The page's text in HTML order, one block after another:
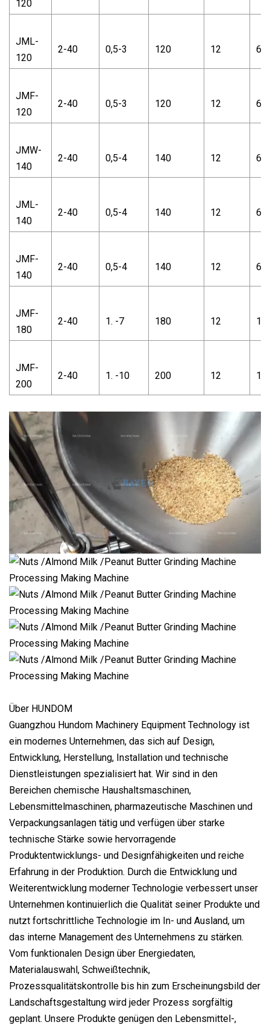
120
JML-
120
2-40 0,5-3 120 12 66
JMF-
120
2-40 0,5-3 120 12 66
JMW-
140
2-40 0,5-4 140 12 66
JML-
140
2-40 0,5-4 140 12 66
JMF-
140
2-40 0,5-4 140 12 66
JMF-
180
2-40 1. -7 180 12
JMF-
200
2-40 1. -10 200 12
Über HUNDOM
Guangzhou Hundom Machinery Equipment Technology ist
ein modernes Unternehmen, das sich auf Design,
Entwicklung, Herstellung, Installation und technische
Dienstleistungen spezialisiert hat. Wir sind in den
Bereichen chemische Haushaltsmaschinen,
Lebensmittelmaschinen, pharmazeutische Maschinen und
Verpackungsanlagen tätig und verfügen über starke
technische Stärke sowie hervorragende
Produktentwicklungs- und Designfähigkeiten und reiche
Erfahrung in der Produktion. Durch die Entwicklung und
Weiterentwicklung moderner Technologie verbessert unser
Unternehmen kontinuierlich die Qualität seiner Produkte und
nutzt fortschrittliche Technologie im In- und Ausland, um
das interne Management des Unternehmens zu stärken.
Vom funktionalen Design über Energiedaten,
Materialauswahl, Schweißtechnik,
Prozessqualitätskontrolle bis hin zum Erscheinungsbild der
Landschaftsgestaltung wird jeder Prozess sorgfältig
geplant. Unsere Produkte genügen den Lebensmittel-,